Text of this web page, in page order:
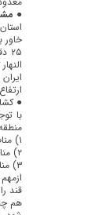
●
●
با
۱) مناطق كشاورزی خشک و كویری (رفسنجان، زرند، سیرجان و …)
۲) مناطق كشاورزی معتدل كوهستانی(بافت، بردسیر و …)
۳) مناطق كشاورزی گرمسیری (بم، جیرفت، كهنوج و …)
قند
هم